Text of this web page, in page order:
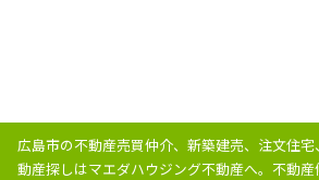
広島市の不動産売買仲介、新築建売、注文住
動産探しはマエダハウジング不動産へ。 不動産